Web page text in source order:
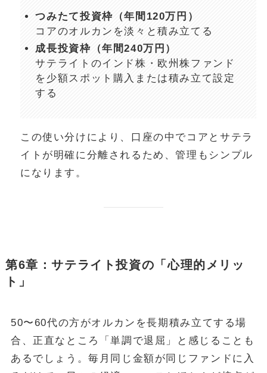
つみたて投資枠（年間120万円）
コアのオルカンを淡々と積み立てる
成長投資枠（年間240万円）
サテライトのインド株・欧州株ファンド
を少額スポット購入または積み立て設定
する
この使い分けにより、口座の中でコアとサテラ
イトが明確に分離されるため、管理もシンプル
になります。
第6章：サテライト投資の「心理的メリッ
ト」
50〜60代の方がオルカンを長期積み立てする場
合、正直なところ「単調で退屈」と感じることも
あるでしょう。毎月同じ金額が同じファンドに入